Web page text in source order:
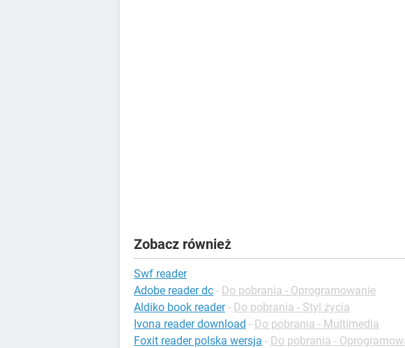
Zobacz również
Swf reader
Adobe reader dc - Do pobrania - Oprogramowanie
Aldiko book reader - Do pobrania - Styl życia
Ivona reader download - Do pobrania - Multimedia
Foxit reader polska wersja - Do pobrania -